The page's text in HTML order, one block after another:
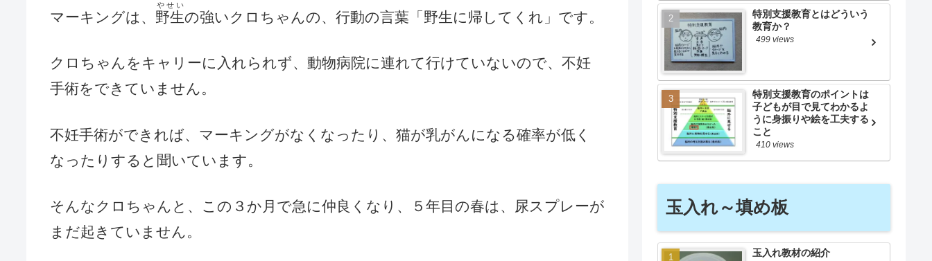
マーキングは、 野生
やせい
の強いクロちゃんの、行動の言葉「野生に帰してくれ」です。
クロちゃんをキャリーに入れられず、動物病院に連れて行けていないので、不妊
手術をできていません。
不妊手術ができれば、マーキングがなくなったり、猫が乳がんになる確率が低く
なったりすると聞いています。
そんなクロちゃんと、この３か月で急に仲良くなり、５年目の春は、尿スプレーが
まだ起きていません。
特別支援教育とはどういう
教育か？
499 views
特別支援教育のポイントは
子どもが目で見てわかるよ
うに身振りや絵を工夫する
こと
410 views
玉入れ～填め板
玉入れ教材の紹介